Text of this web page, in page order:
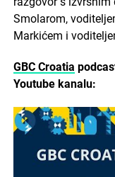
Smolarom,
Markićem i
GBC Croatia
Youtube kanalu: